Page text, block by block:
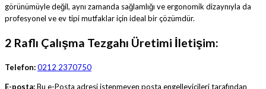
görünümüyle değil, aynı zamanda sağlamlığı ve ergonomik dizaynıyla da
profesyonel ve ev tipi mutfaklar için ideal bir çözümdür.
2 Raflı Çalışma Tezgahı Üretimi İletişim:
Telefon:0212 2370750
E-posta:Bu e-Posta adresi istenmeyen posta engelleyicileri tarafından